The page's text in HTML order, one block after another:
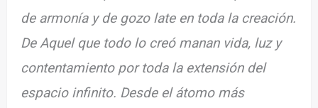
de armonía y de gozo late en toda la creación.
De Aquel que todo lo creó manan vida, luz y
contentamiento por toda la extensión del
espacio infinito. Desde el átomo más